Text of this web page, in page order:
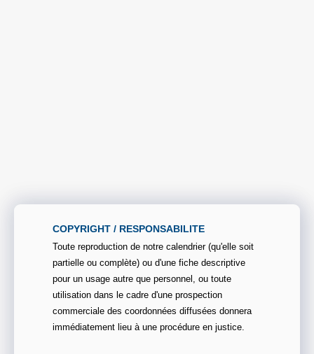
COPYRIGHT / RESPONSABILITE
Toute reproduction de notre calendrier (qu'elle soit
partielle ou complète) ou d'une fiche descriptive
pour un usage autre que personnel, ou toute
utilisation dans le cadre d'une prospection
commerciale des coordonnées diffusées donnera
immédiatement lieu à une procédure en justice.